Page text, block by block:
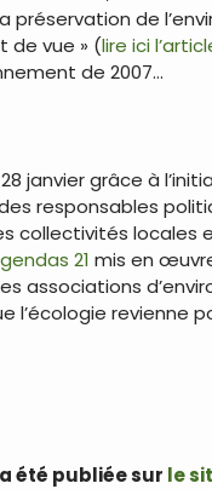
de
de vue » (lire ici
de 2007…
grâce à
responsables
collectivités locales
21 mis en
associations
l’écologie revienne
été publiée sur le